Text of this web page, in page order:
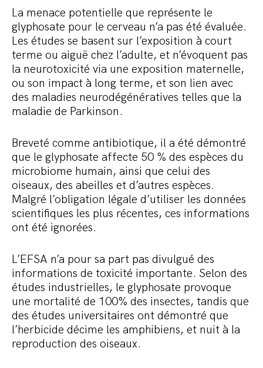
La menace potentielle que représente le
glyphosate pour le cerveau n’a pas été évaluée.
Les études se basent sur l’exposition à court
terme ou aiguë chez l’adulte, et n’évoquent pas
la neurotoxicité via une exposition maternelle,
ou son impact à long terme, et son lien avec
des maladies neurodégénératives telles que la
maladie de Parkinson.
Breveté comme antibiotique, il a été démontré
que le glyphosate affecte 50 % des espèces du
microbiome humain, ainsi que celui des
oiseaux, des abeilles et d’autres espèces.
Malgré l’obligation légale d’utiliser les données
scientifiques les plus récentes, ces informations
ont été ignorées.
L’EFSA n’a pour sa part pas divulgué des
informations de toxicité importante. Selon des
études industrielles, le glyphosate provoque
une mortalité de 100% des insectes, tandis que
des études universitaires ont démontré que
l’herbicide décime les amphibiens, et nuit à la
reproduction des oiseaux.